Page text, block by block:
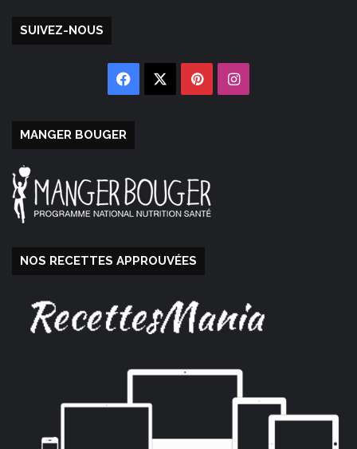
SUIVEZ-NOUS
Facebook PinterestInstagram
MANGER BOUGER
NOS RECETTES APPROUVÉES